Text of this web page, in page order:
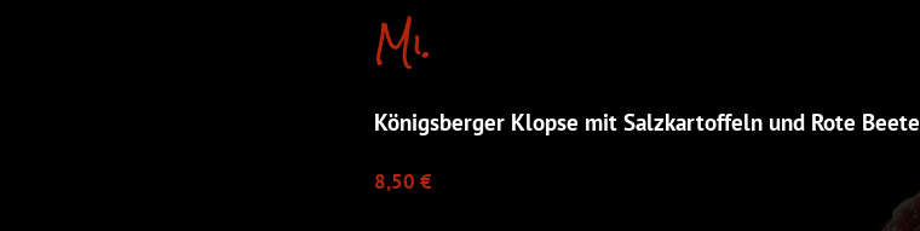
Mi.
Königsberger Klopse mit Salzkartoffeln und Rote Beete
8,50 €